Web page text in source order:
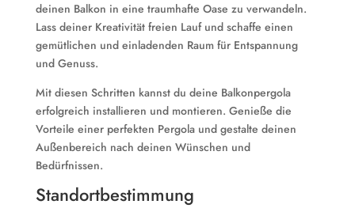
deinen Balkon in eine traumhafte Oase zu verwandeln.
Lass deiner Kreativität freien Lauf und schaffe einen
gemütlichen und einladenden Raum für Entspannung
und Genuss.
Mit diesen Schritten kannst du deine Balkonpergola
erfolgreich installieren und montieren. Genieße die
Vorteile einer perfekten Pergola und gestalte deinen
Außenbereich nach deinen Wünschen und
Bedürfnissen.
Standortbestimmung